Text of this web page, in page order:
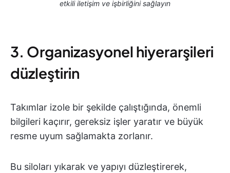
etkili iletişim ve işbirliğini sağlayın
3. Organizasyonel hiyerarşileri
düzleştirin
Takımlar izole bir şekilde çalıştığında, önemli
bilgileri kaçırır, gereksiz işler yaratır ve büyük
resme uyum sağlamakta zorlanır.
Bu siloları yıkarak ve yapıyı düzleştirerek,